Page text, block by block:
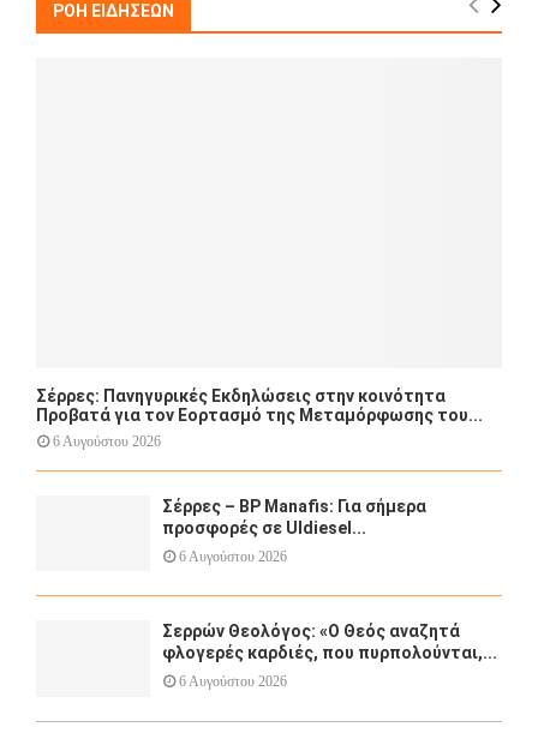
f
A
ΡΟΗ ΕΙΔΗΣΕΩΝ
Σέρρες: Πανηγυρικές Εκδηλώσεις στην κοινότητα
Προβατά για τον Εορτασμό της Μεταμόρφωσης του...
6 Αυγούστου 2026
Σέρρες – BP Manafis: Για σήμερα
προσφορές σε Uldiesel...
6 Αυγούστου 2026
Σερρών Θεολόγος: «Ο Θεός αναζητά
φλογερές καρδιές, που πυρπολούνται,...
6 Αυγούστου 2026